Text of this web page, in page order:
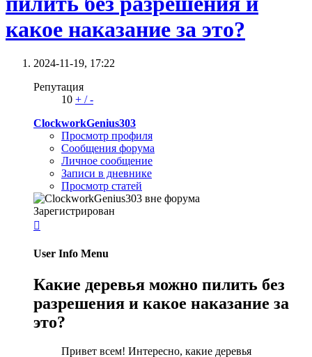
какое наказание за это?
2024-11-19, 17:22
Репутация
10 + /-
ClockworkGenius303
Просмотр профиля
Сообщения форума
Личное сообщение
Записи в дневнике
Просмотр статей
Зарегистрирован

User Info Menu
Какие деревья можно пилить без
разрешения и какое наказание за
это?
Привет всем! Интересно, какие деревья